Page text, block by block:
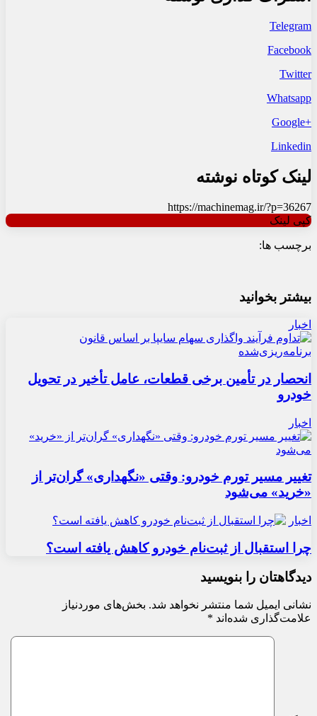
Telegram
Facebook
Twitter
Whatsapp
+Google
Linkedin
لینک کوتاه نوشته
https://machinemag.ir/?p=36267
کپی لینک
برچسب ها:
بیشتر بخوانید
اخبار
انحصار در تأمین برخی قطعات، عامل تأخیر در تحویل
خودرو
اخبار
تغییر مسیر تورم خودرو: وقتی «نگهداری» گران‌تر از
«خرید» می‌شود
اخبار
چرا استقبال از ثبت‌نام خودرو کاهش یافته است؟
دیدگاهتان را بنویسید
نشانی ایمیل شما منتشر نخواهد شد. بخش‌های موردنیاز
علامت‌گذاری شده‌اند *